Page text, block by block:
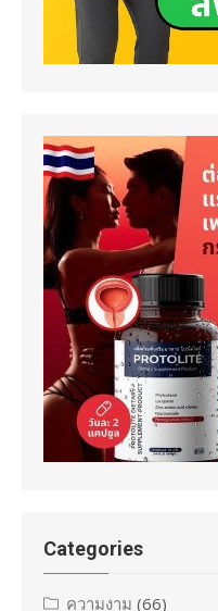
Categories
ความงาม (66)